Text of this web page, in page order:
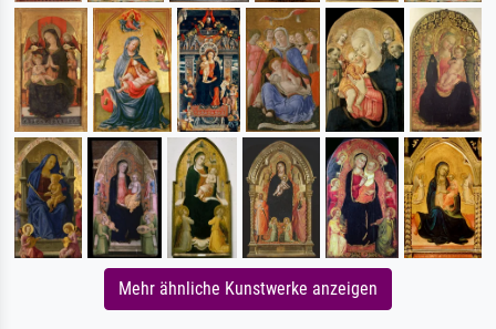
Mehr ähnliche Kunstwerke anzeigen